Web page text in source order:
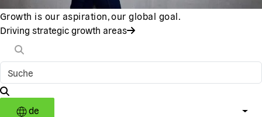
Growth is our aspiration, our global goal.
Driving strategic growth areas
de